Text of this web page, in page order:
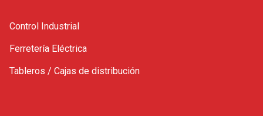
Control Industrial
Ferretería Eléctrica
Tableros / Cajas de distribución